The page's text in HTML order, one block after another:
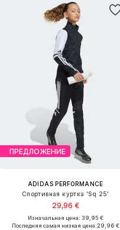
ПРЕДЛОЖЕНИЕ
ADIDAS PERFORMANCE
Спортивная куртка 'Sq 25'
29,96 €
Изначальная цена: 39,95 €
Последняя самая низкая цена:29,96 €